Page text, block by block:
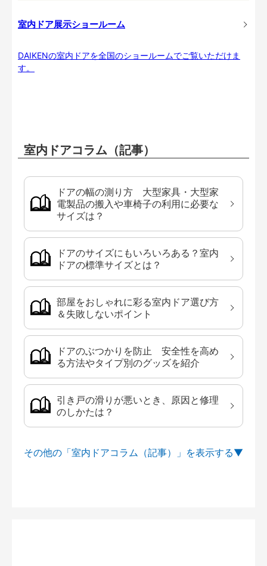
室内ドア展示ショールーム
DAIKENの室内ドアを全国のショールームでご覧いただけま
す。
室内ドアコラム（記事）
ドアの幅の測り方 大型家具・大型家
電製品の搬入や車椅子の利用に必要な
サイズは？
ドアのサイズにもいろいろある？室内
ドアの標準サイズとは？
部屋をおしゃれに彩る室内ドア選び方
＆失敗しないポイント
ドアのぶつかりを防止 安全性を高め
る方法やタイプ別のグッズを紹介
引き戸の滑りが悪いとき、原因と修理
のしかたは？
その他の「室内ドアコラム（記事）」を